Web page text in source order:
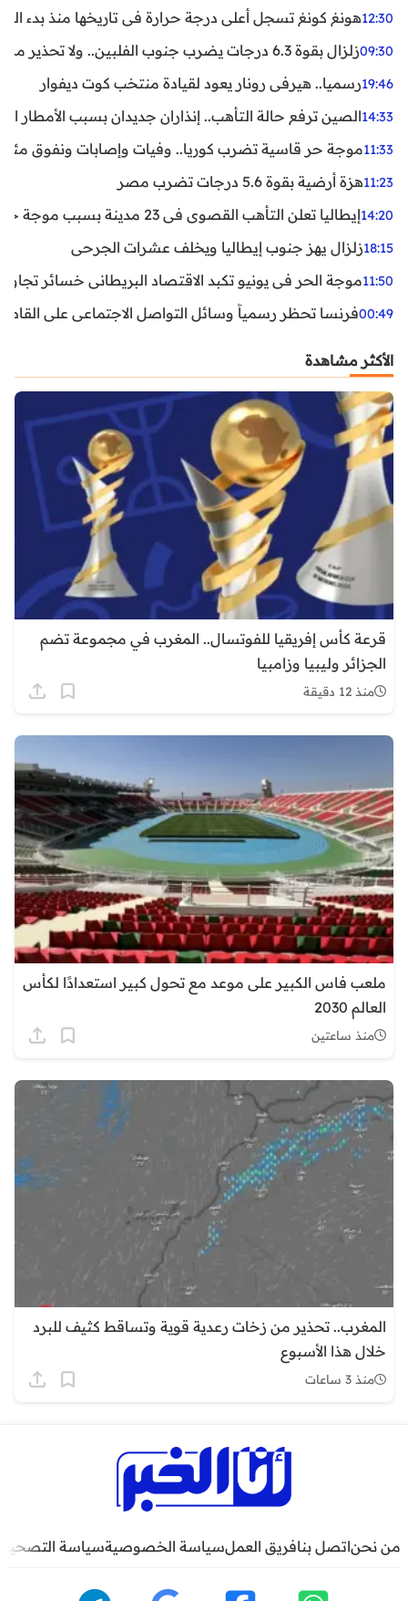
12:30هونغ كونغ تسجل أعلى درجة حرارة في تاريخها منذ بدء
09:30زلزال بقوة 6.3 درجات يضرب جنوب الفلبين.. ولا تحذير من تسونامي حتى الآن
19:46رسميا.. هيرفي رونار يعود لقيادة منتخب كوت ديفوار
14:33الصين ترفع حالة التأهب.. إنذاران جديدان بسبب الأمطار
11:33موجة حر قاسية تضرب كوريا.. وفيات وإصابات ونفوق مئات
11:23هزة أرضية بقوة 5.6 درجات تضرب مصر
14:20إيطاليا تعلن التأهب القصوى في 23 مدينة بسبب موجة حر شديدة
18:15زلزال يهز جنوب إيطاليا ويخلف عشرات الجرحى
11:50موجة الحر في يونيو تكبد الاقتصاد البريطاني خسائر تجاوزت 1.5 مليار
00:49فرنسا تحظر رسمياً وسائل التواصل الاجتماعي على القاصرين
الأكثر مشاهدة
قرعة كأس إفريقيا للفوتسال.. المغرب في مجموعة تضم
الجزائر وليبيا وزامبيا
منذ 12 دقيقة
ملعب فاس الكبير على موعد مع تحول كبير استعدادًا لكأس
العالم 2030
منذ ساعتين
المغرب.. تحذير من زخات رعدية قوية وتساقط كثيف للبرد
خلال هذا الأسبوع
منذ 3 ساعات
من نحناتصل بنافريق العملسياسة الخصوصيةسياسة التصحيح